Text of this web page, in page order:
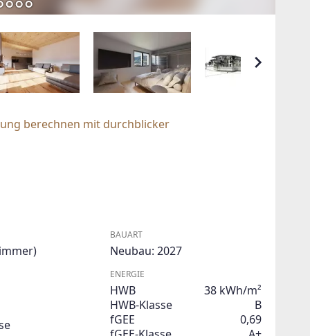
berechnen mit durchblicker
BAUART
Neubau: 2027
ENERGIE
HWB
38 kWh/m²
HWB-Klasse
B
fGEE
0,69